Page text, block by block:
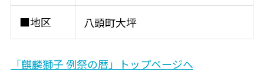
■地区
八頭町大坪
「麒麟獅子 例祭の暦」トップページへ